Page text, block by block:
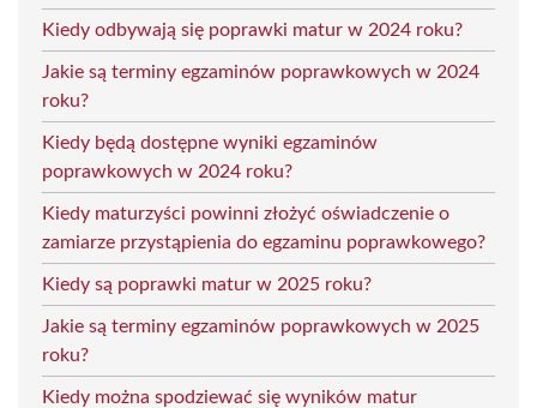
Kiedy odbywają się poprawki matur w 2024 roku?
Jakie są terminy egzaminów poprawkowych w 2024
roku?
Kiedy będą dostępne wyniki egzaminów
poprawkowych w 2024 roku?
Kiedy maturzyści powinni złożyć oświadczenie o
zamiarze przystąpienia do egzaminu poprawkowego?
Kiedy są poprawki matur w 2025 roku?
Jakie są terminy egzaminów poprawkowych w 2025
roku?
Kiedy można spodziewać się wyników matur